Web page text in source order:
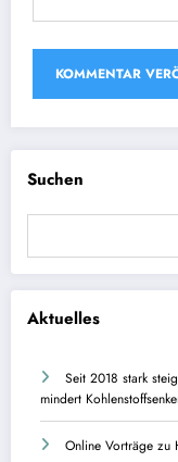
Suchen
Aktuelles
Seit 2018 stark
mindert
Online Vorträge zu